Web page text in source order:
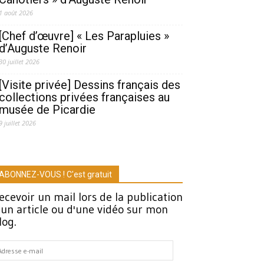
1 août 2026
[Chef d’œuvre] « Les Parapluies »
d’Auguste Renoir
juillet 2026
[Visite privée] Dessins français des
collections privées françaises au
musée de Picardie
juillet 2026
VOUS ! C'est gratuit
un mail lors de la publication
article ou d'une vidéo sur mon